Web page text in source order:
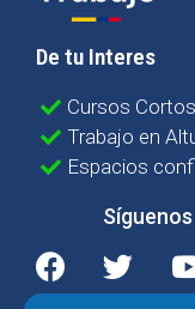
De tu Interes
Cursos Cortos
Trabajo en
Espacios